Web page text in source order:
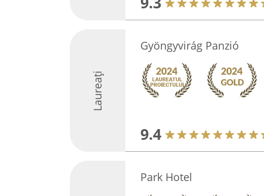
Laureați
Gyöngyvirág Panzió
9.4
Park Hotel